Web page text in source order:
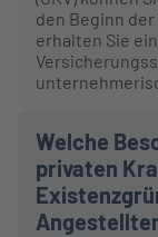
den Beginn
erhalten Sie
Welche
privaten